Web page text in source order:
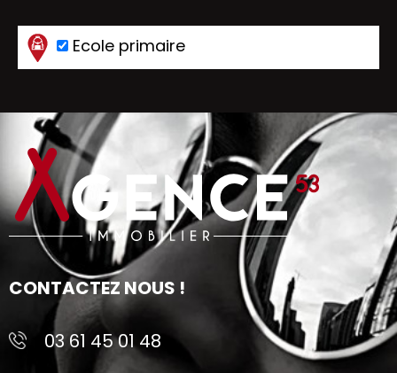
Ecole primaire
CONTACTEZ NOUS !
03 61 45 01 48